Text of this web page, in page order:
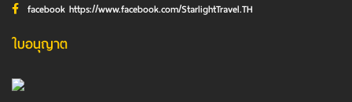
facebook https://www.facebook.com/StarlightTravel.TH
ใบอนุญาต